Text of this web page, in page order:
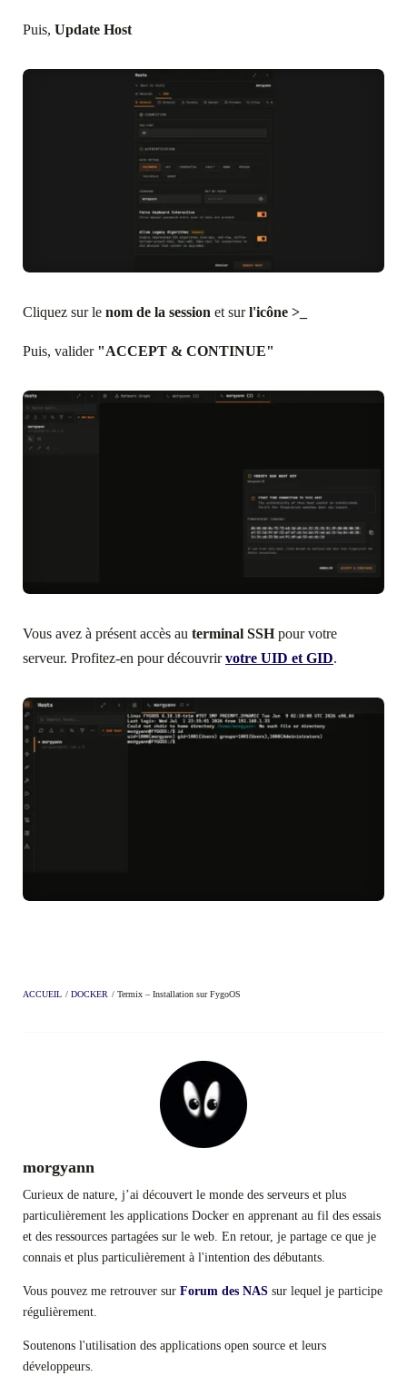
Puis, Update Host
Cliquez sur le nom de la session et surl'icône >_
Puis, valider "ACCEPT & CONTINUE"
Vous avez à présent accès au terminal SSHpour votre
serveur. Profitez-en pour découvrirvotre UID et GID.
ACCUEIL / DOCKER / Termix – Installation sur FygoOS
morgyann
Curieux de nature, j’ai découvert le monde des serveurs et plus
particulièrement les applications Docker en apprenant au fil des essais
et des ressources partagées sur le web. En retour, je partage ce que je
connais et plus particulièrement à l'intention des débutants.
Vous pouvez me retrouver sur Forum des NAS sur lequel je participe
régulièrement.
Soutenons l'utilisation des applications open source et leurs
développeurs.